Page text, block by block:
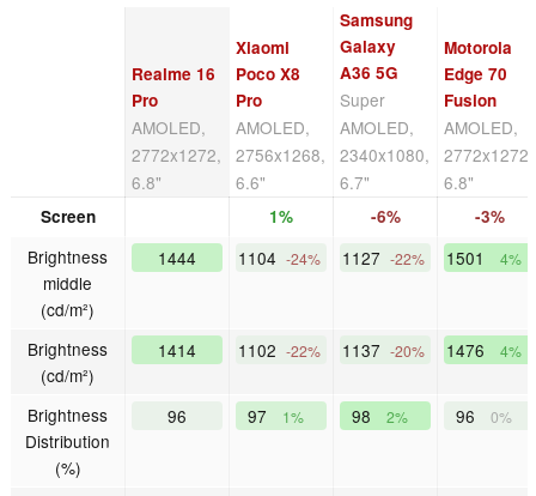
Realme 16
Pro
AMOLED,
2772x1272,
6.8"
Xiaomi
Poco X8
Pro
AMOLED,
2756x1268,
6.6"
Samsung
Galaxy
A36 5G
Super
AMOLED,
2340x1080,
6.7"
Motorola
Edge 70
Fusion
AMOLED,
2772x1272,
6.8"
Screen 1% -6% -3%
Brightness
middle
(cd/m²)
1444 1104 -24% 1127 -22% 1501 4%
Brightness
(cd/m²)
1414 1102 -22% 1137 -20% 1476 4%
Brightness
Distribution
(%)
96 97 1% 98 2% 96 0%